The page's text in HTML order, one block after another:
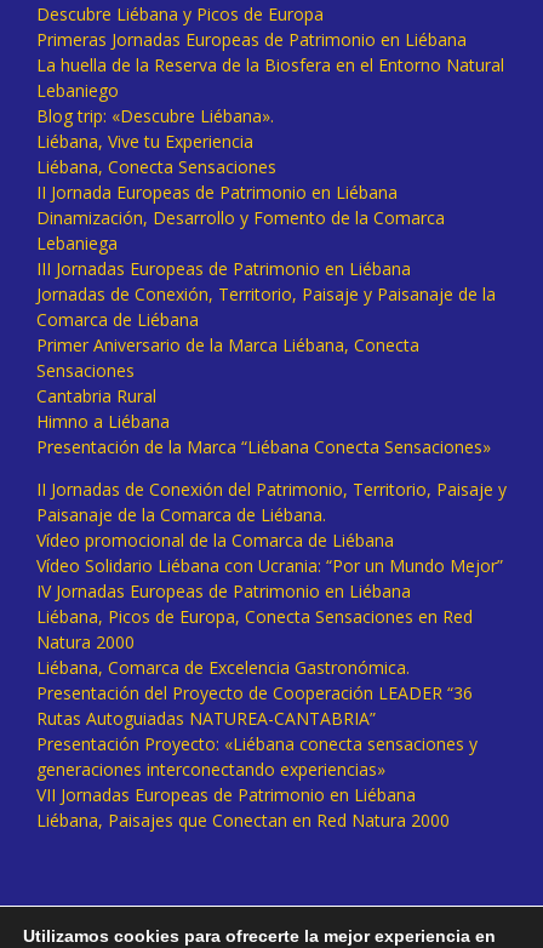
Descubre Liébana y Picos de Europa
Primeras Jornadas Europeas de Patrimonio en Liébana
La huella de la Reserva de la Biosfera en el Entorno Natural
Lebaniego
Blog trip: «Descubre Liébana».
Liébana, Vive tu Experiencia
Liébana, Conecta Sensaciones
II Jornada Europeas de Patrimonio en Liébana
Dinamización, Desarrollo y Fomento de la Comarca
Lebaniega
III Jornadas Europeas de Patrimonio en Liébana
Jornadas de Conexión, Territorio, Paisaje y Paisanaje de la
Comarca de Liébana
Primer Aniversario de la Marca Liébana, Conecta
Sensaciones
Cantabria Rural
Himno a Liébana
Presentación de la Marca “Liébana Conecta Sensaciones»
II Jornadas de Conexión del Patrimonio, Territorio, Paisaje y
Paisanaje de la Comarca de Liébana.
Vídeo promocional de la Comarca de Liébana
Vídeo Solidario Liébana con Ucrania: “Por un Mundo Mejor”
IV Jornadas Europeas de Patrimonio en Liébana
Liébana, Picos de Europa, Conecta Sensaciones en Red
Natura 2000
Liébana, Comarca de Excelencia Gastronómica.
Presentación del Proyecto de Cooperación LEADER “36
Rutas Autoguiadas NATUREA-CANTABRIA”
Presentación Proyecto: «Liébana conecta sensaciones y
generaciones interconectando experiencias»
VII Jornadas Europeas de Patrimonio en Liébana
Liébana, Paisajes que Conectan en Red Natura 2000
Utilizamos cookies para ofrecerte la mejor experiencia en